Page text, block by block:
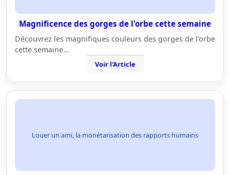
Magnificence des gorges de l'orbe cette semaine
Découvrez les magnifiques couleurs des gorges de l'orbe
cette semaine…
Voir l'Article
Louer un ami, la monétarisation des rapports humains